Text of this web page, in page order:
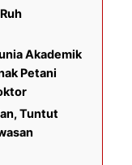
Akademik
Petani
Tuntut